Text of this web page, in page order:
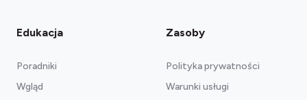
Edukacja
Poradniki
Wgląd
Zasoby
Polityka prywatności
Warunki usługi